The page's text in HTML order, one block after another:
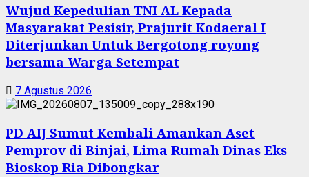
Wujud Kepedulian TNI AL Kepada
Masyarakat Pesisir, Prajurit Kodaeral I
Diterjunkan Untuk Bergotong royong
bersama Warga Setempat
7 Agustus 2026
PD AIJ Sumut Kembali Amankan Aset
Pemprov di Binjai, Lima Rumah Dinas Eks
Bioskop Ria Dibongkar